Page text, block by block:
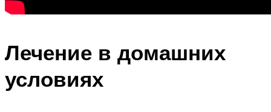
Лечение в домашних
условиях